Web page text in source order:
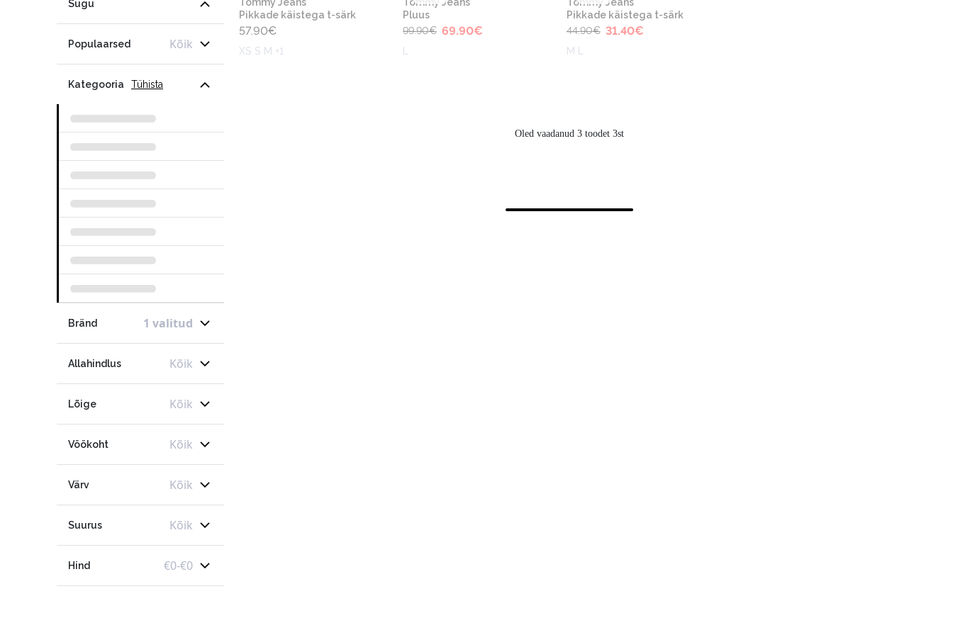
Sugu
Populaarsed Kõik
Kategooria Tühista
Bränd 1 valitud
Allahindlus Kõik
Lõige Kõik
Vöökoht Kõik
Värv Kõik
Suurus Kõik
Hind €0-€0
Pikkade käistega t-särk
57.90€
XS S M +1
Pluus
99.90€ 69.90€
Pikkade käistega t-särk
44.90€ 31.40€
M L
Oled vaadanud 3 toodet 3st